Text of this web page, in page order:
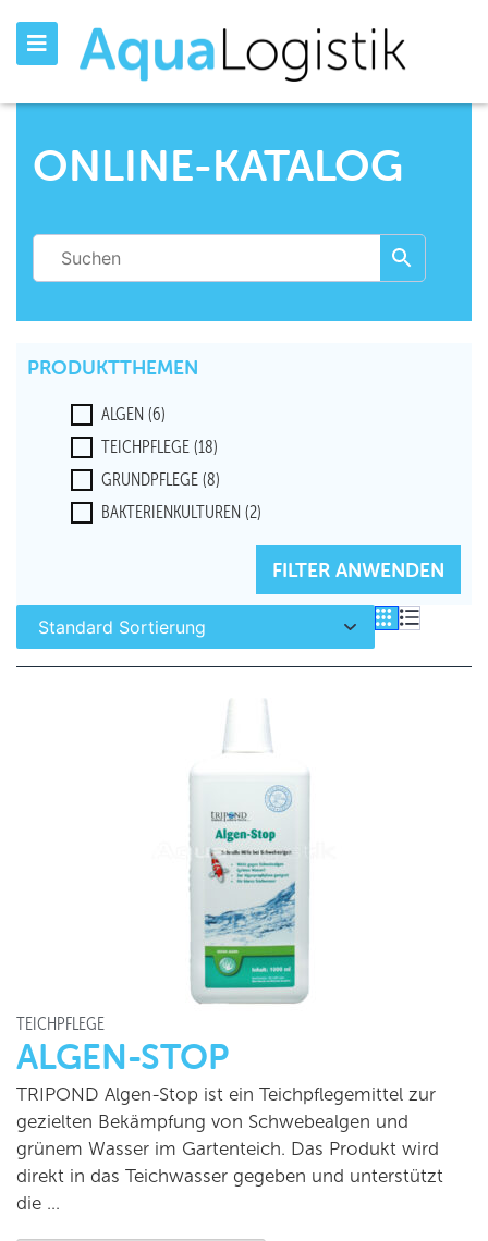
ONLINE-KATALOG
PRODUKTTHEMEN
ALGEN (6)
TEICHPFLEGE (18)
GRUNDPFLEGE (8)
BAKTERIENKULTUREN (2)
FILTER ANWENDEN
TEICHPFLEGE
ALGEN-STOP
TRIPOND Algen-Stop ist ein Teichpflegemittel zur
gezielten Bekämpfung von Schwebealgen und
grünem Wasser im Gartenteich. Das Produkt wird
direkt in das Teichwasser gegeben und unterstützt
die …